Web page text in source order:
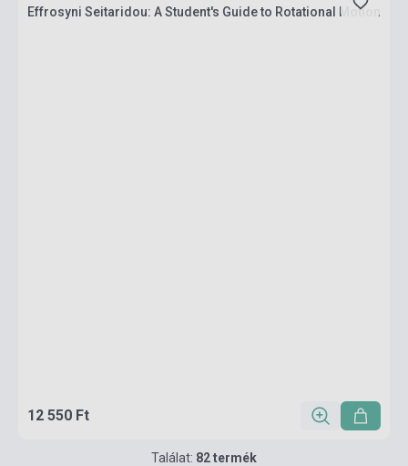
Effrosyni Seitaridou: A Student's Guide to Rotational Motion
12 550 Ft
Találat: 82 termék